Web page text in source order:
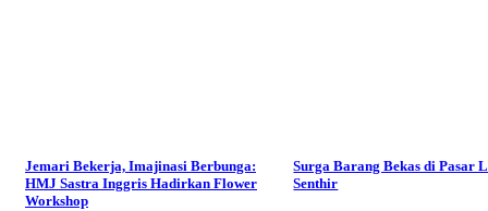
Jemari Bekerja, Imajinasi Berbunga:
HMJ Sastra Inggris Hadirkan Flower
Workshop
Surga Barang Bekas di Pasar
Senthir